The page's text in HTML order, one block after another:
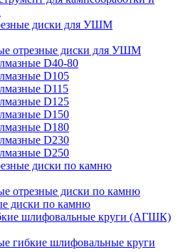
диски для УШМ
отрезные диски для УШМ
D40-80
D105
D115
D125
D150
D180
D230
D250
диски по камню
отрезные диски по камню
диски по камню
шлифовальные круги (АГШК)
гибкие шлифовальные круги